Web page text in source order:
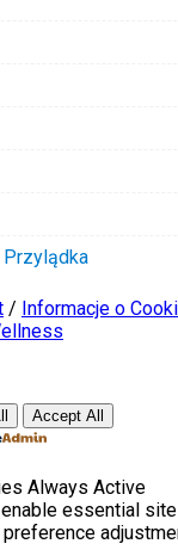
/ Informacje o
Accept All
Always Active
essential